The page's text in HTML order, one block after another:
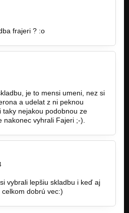
frajeri ? :o
je to mensi umeni, nez si
a udelat z ni peknou
taky nejakou podobnou ze
vyhrali Fajeri ;-).
vybrali lepšiu skladbu i keď aj
dobrú vec:)